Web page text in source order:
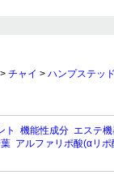
> チャイ > ハンプステッ
ト 機能性成分 エステ
アルファリポ酸(αリポ